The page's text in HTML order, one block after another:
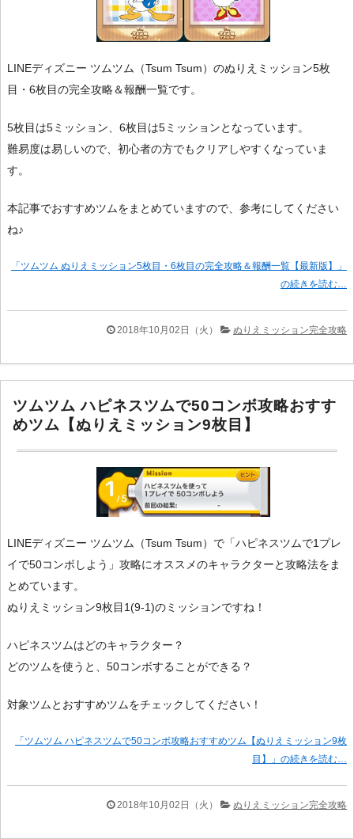
LINEディズニー ツムツム（Tsum Tsum）のぬりえミッション5枚
目・6枚目の完全攻略＆報酬一覧です。
5枚目は5ミッション、6枚目は5ミッションとなっています。
難易度は易しいので、初心者の方でもクリアしやすくなっていま
す。
本記事でおすすめツムをまとめていますので、参考にしてください
ね♪
「ツムツム ぬりえミッション5枚目・6枚目の完全攻略＆報酬一覧【最新版】」
の続きを読む…
2018年10月02日（火） ぬりえミッション完全攻略
ツムツム ハピネスツムで50コンボ攻略おすす
めツム【ぬりえミッション9枚目】
LINEディズニー ツムツム（Tsum Tsum）で「ハピネスツムで1プレ
イで50コンボしよう」攻略にオススメのキャラクターと攻略法をま
とめています。
ぬりえミッション9枚目1(9-1)のミッションですね！
ハピネスツムはどのキャラクター？
どのツムを使うと、50コンボすることができる？
対象ツムとおすすめツムをチェックしてください！
「ツムツム ハピネスツムで50コンボ攻略おすすめツム【ぬりえミッション9枚
目】」の続きを読む…
2018年10月02日（火） ぬりえミッション完全攻略